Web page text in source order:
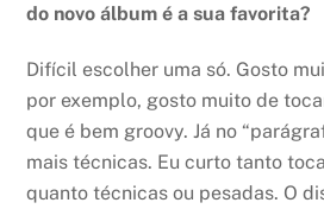
do novo álbum é a sua favorita?
Difícil escolher uma só. Gosto
por exemplo, gosto muito de
que é bem groovy. Já no
mais técnicas. Eu curto tanto
quanto técnicas ou pesadas. O